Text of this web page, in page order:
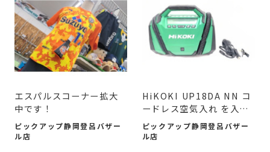
エスパルスコーナー拡大
中です！
ピックアップ静岡登呂バザー
ル店
HiKOKI UP18DA NN コ
ードレス空気入れ を入荷
致しました。
ピックアップ静岡登呂バザー
ル店